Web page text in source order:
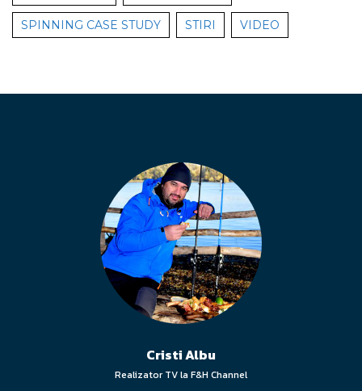
SPINNING CASE STUDY STIRI VIDEO
Cristi Albu
Realizator TV la F&H Channel